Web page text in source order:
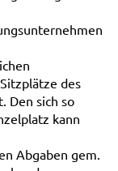
des
Den sich so
kann
Abgaben gem.